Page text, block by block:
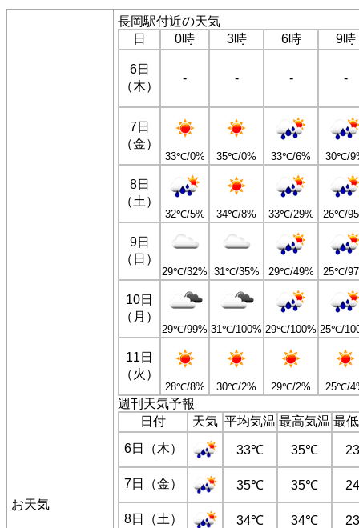
お天気
長岡駅付近の天気
日
0時 3時 6時 9時
6日
（木）
- - - -
7日
（金）
33℃/0% 35℃/0% 33℃/6% 30℃/
8日
（土）
32℃/5% 34℃/8% 33℃/29% 26℃/
9日
（日）
29℃/32% 31℃/35% 29℃/49% 25℃/
10日
（月）
29℃/99% 31℃/100% 29℃/100% 25℃/
11日
（火）
28℃/8% 30℃/2% 29℃/2% 25℃/
週刊天気予報
日付
天気 平均気温 最高気温 最
6日（木）
33℃ 35℃
7日（金） 35℃ 35℃
8日（土） 34℃ 34℃